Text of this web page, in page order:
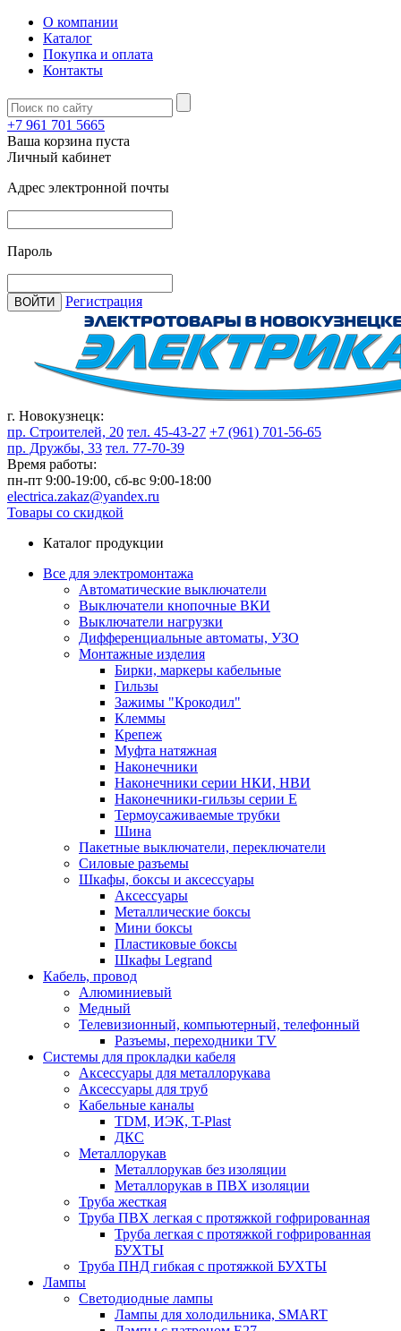
О компании
Каталог
Покупка и оплата
Контакты
+7 961 701 5665
Ваша корзина пуста
Личный кабинет
Адрес электронной почты
Пароль
ВОЙТИ Регистрация
г. Новокузнецк:
пр. Строителей, 20 тел. 45-43-27 +7 (961) 701-56-65
пр. Дружбы, 33 тел. 77-70-39
Время работы:
пн-пт 9:00-19:00, сб-вс 9:00-18:00
electrica.zakaz@yandex.ru
Товары со скидкой
Каталог продукции
Все для электромонтажа
Автоматические выключатели
Выключатели кнопочные ВКИ
Выключатели нагрузки
Дифференциальные автоматы, УЗО
Монтажные изделия
Бирки, маркеры кабельные
Гильзы
Зажимы "Крокодил"
Клеммы
Крепеж
Муфта натяжная
Наконечники
Наконечники серии НКИ, НВИ
Наконечники-гильзы серии Е
Термоусаживаемые трубки
Шина
Пакетные выключатели, переключатели
Силовые разъемы
Шкафы, боксы и аксессуары
Аксессуары
Металлические боксы
Мини боксы
Пластиковые боксы
Шкафы Legrand
Кабель, провод
Алюминиевый
Медный
Телевизионный, компьютерный, телефонный
Разъемы, переходники TV
Системы для прокладки кабеля
Аксессуары для металлорукава
Аксессуары для труб
Кабельные каналы
TDM, ИЭК, T-Plast
ДКС
Металлорукав
Металлорукав без изоляции
Металлорукав в ПВХ изоляции
Труба жесткая
Труба ПВХ легкая с протяжкой гофрированная
Труба легкая с протяжкой гофрированная
БУХТЫ
Труба ПНД гибкая с протяжкой БУХТЫ
Лампы
Светодиодные лампы
Лампы для холодильника, SMART